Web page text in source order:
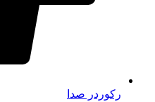
رکوردر صدا